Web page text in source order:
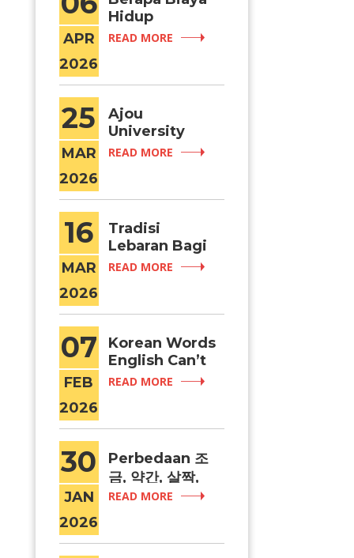
APR
2026
Hidup
Mahasiswa
Bulan?
READ MORE
25
MAR
2026
Ajou
University
Resmi Meraih
Certified
University”
(IEQAS) 2026–
2027
READ MORE
16
MAR
2026
Tradisi
Lebaran Bagi
Umat Muslim
READ MORE
07
FEB
2026
Korean Words
English Can’t
Relate: Makna
n
READ MORE
30
JAN
2026
Perbedaan 조
금, 약간, 살짝,
dan 슬쩍
READ MORE